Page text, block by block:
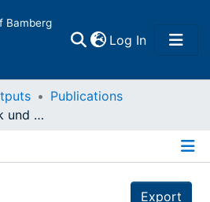
Bamberg
Log In(current)
Publications
Arbeitsmarktpolitik und Arbeitsmarkt : Eine knappe Bilanz der letzten 10 Jahre
Export